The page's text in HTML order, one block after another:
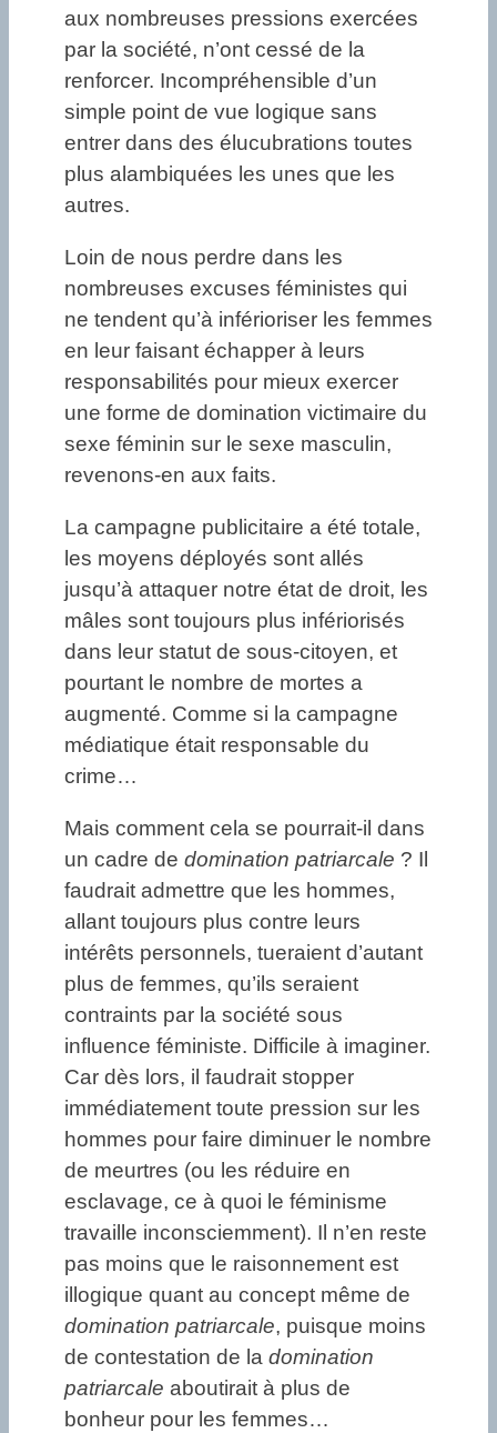
aux nombreuses pressions exercées
par la société, n’ont cessé de la
renforcer. Incompréhensible d’un
simple point de vue logique sans
entrer dans des élucubrations toutes
plus alambiquées les unes que les
autres.
Loin de nous perdre dans les
nombreuses excuses féministes qui
ne tendent qu’à inférioriser les femmes
en leur faisant échapper à leurs
responsabilités pour mieux exercer
une forme de domination victimaire du
sexe féminin sur le sexe masculin,
revenons-en aux faits.
La campagne publicitaire a été totale,
les moyens déployés sont allés
jusqu’à attaquer notre état de droit, les
mâles sont toujours plus infériorisés
dans leur statut de sous-citoyen, et
pourtant le nombre de mortes a
augmenté. Comme si la campagne
médiatique était responsable du
crime…
Mais comment cela se pourrait-il dans
un cadre de domination patriarcale ? Il
faudrait admettre que les hommes,
allant toujours plus contre leurs
intérêts personnels, tueraient d’autant
plus de femmes, qu’ils seraient
contraints par la société sous
influence féministe. Difficile à imaginer.
Car dès lors, il faudrait stopper
immédiatement toute pression sur les
hommes pour faire diminuer le nombre
de meurtres (ou les réduire en
esclavage, ce à quoi le féminisme
travaille inconsciemment). Il n’en reste
pas moins que le raisonnement est
illogique quant au concept même de
domination patriarcale, puisque moins
de contestation de la domination
patriarcale aboutirait à plus de
bonheur pour les femmes…